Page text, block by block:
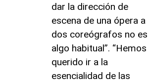
dar la dirección de
escena de una ópera a
dos coreógrafos no es
algo habitual”. “Hemos
querido ir a la
esencialidad de las